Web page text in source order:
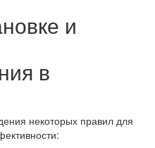
и
в
некоторых правил для